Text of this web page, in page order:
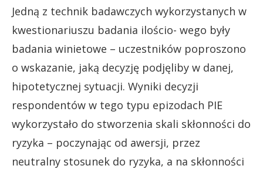
Jedną z technik badawczych wykorzystanych w
kwestionariuszu badania ilościo- wego były
badania winietowe – uczestników poproszono
o wskazanie, jaką decyzję podjęliby w danej,
hipotetycznej sytuacji. Wyniki decyzji
respondentów w tego typu epizodach PIE
wykorzystało do stworzenia skali skłonności do
ryzyka – poczynając od awersji, przez
neutralny stosunek do ryzyka, a na skłonności